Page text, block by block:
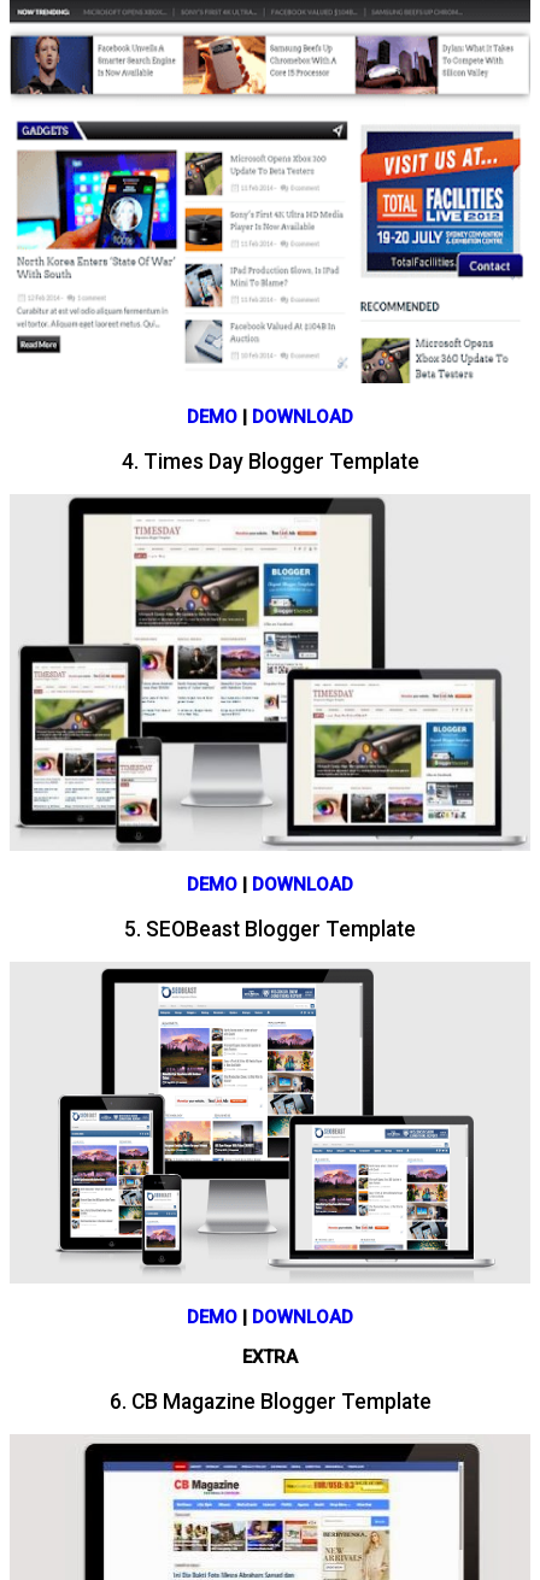
DEMO | DOWNLOAD
4. Times Day Blogger Template
DEMO | DOWNLOAD
5. SEOBeast Blogger Template
DEMO
DOWNLOAD
EXTRA
6. CB Magazine Blogger Template